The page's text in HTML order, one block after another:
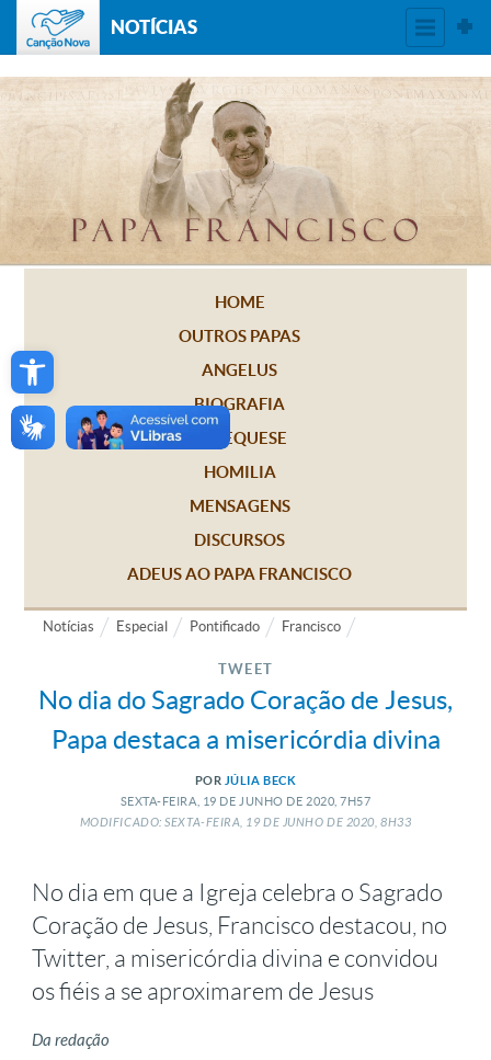
Open toolbar
NOTÍCIAS
HOME
OUTROS PAPAS
ANGELUS
BIOGRAFIA
CATEQUESE
HOMILIA
MENSAGENS
DISCURSOS
ADEUS AO PAPA FRANCISCO
Notícias Especial Pontificado Francisco
TWEET
No dia do Sagrado Coração de Jesus,
Papa destaca a misericórdia divina
POR JÚLIA BECK
SEXTA-FEIRA, 19 DE JUNHO DE 2020, 7H57
MODIFICADO: SEXTA-FEIRA, 19DE JUNHO DE 2020, 8H33
No dia em que a Igreja celebra o Sagrado
Coração de Jesus, Francisco destacou, no
Twitter, a misericórdia divina e convidou
os fiéis a se aproximarem de Jesus
Da redação